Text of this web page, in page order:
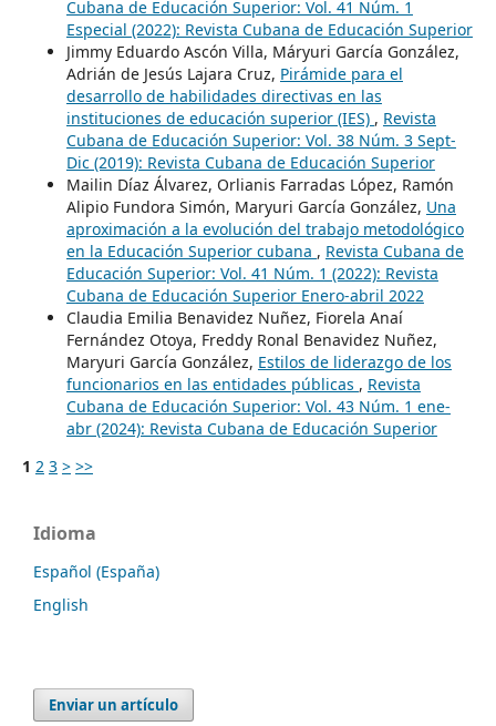
Cubana de Educación Superior: Vol. 41 Núm. 1
Especial (2022): Revista Cubana de Educación Superior
Jimmy Eduardo Ascón Villa, Máryuri García González,
Adrián de Jesús Lajara Cruz, Pirámide para el
desarrollo de habilidades directivas en las
instituciones de educación superior (IES) , Revista
Cubana de Educación Superior: Vol. 38 Núm. 3 Sept-
Dic (2019): Revista Cubana de Educación Superior
Mailin Díaz Álvarez, Orlianis Farradas López, Ramón
Alipio Fundora Simón, Maryuri García González, Una
aproximación a la evolución del trabajo metodológico
en la Educación Superior cubana , Revista Cubana de
Educación Superior: Vol. 41 Núm. 1 (2022): Revista
Cubana de Educación Superior Enero-abril 2022
Claudia Emilia Benavidez Nuñez, Fiorela Anaí
Fernández Otoya, Freddy Ronal Benavidez Nuñez,
Maryuri García González, Estilos de liderazgo de los
funcionarios en las entidades públicas , Revista
Cubana de Educación Superior: Vol. 43 Núm. 1 ene-
abr (2024): Revista Cubana de Educación Superior
1 2 3 > >>
Idioma
Español (España)
English
Enviar un artículo